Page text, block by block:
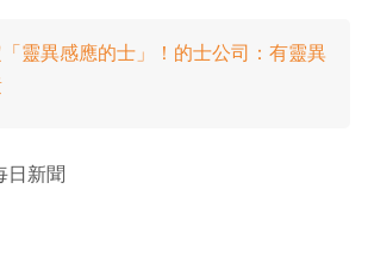
靈異感應的士」！的士公司：有靈異
日新聞